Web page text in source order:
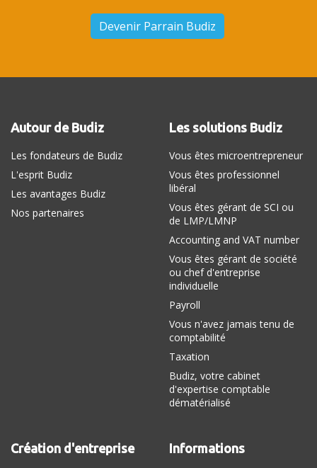
Devenir Parrain Budiz
Autour de Budiz
Les fondateurs de Budiz
L'esprit Budiz
Les avantages Budiz
Nos partenaires
Les solutions Budiz
Vous êtes microentrepreneur
Vous êtes professionnel
libéral
Vous êtes gérant de SCI ou
de LMP/LMNP
Accounting and VAT number
Vous êtes gérant de société
ou chef d'entreprise
individuelle
Payroll
Vous n'avez jamais tenu de
comptabilité
Taxation
Budiz, votre cabinet
d'expertise comptable
dématérialisé
Création d'entreprise Informations